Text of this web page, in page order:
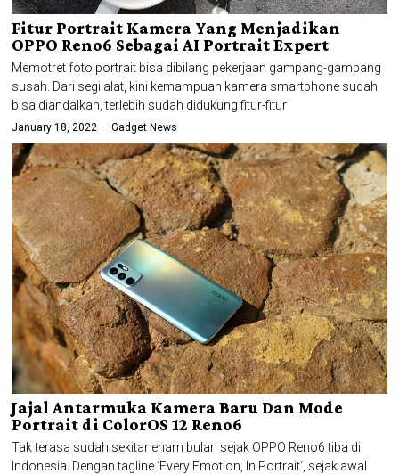
Fitur Portrait Kamera Yang Menjadikan
OPPO Reno6 Sebagai AI Portrait Expert
Memotret foto portrait bisa dibilang pekerjaan gampang-gampang
susah. Dari segi alat, kini kemampuan kamera smartphone sudah
bisa diandalkan, terlebih sudah didukung fitur-fitur
January 18, 2022 Gadget News
Jajal Antarmuka Kamera Baru Dan Mode
Portrait di ColorOS 12 Reno6
Tak terasa sudah sekitar enam bulan sejak OPPO Reno6 tiba di
Indonesia. Dengan tagline ‘Every Emotion, In Portrait‘, sejak awal